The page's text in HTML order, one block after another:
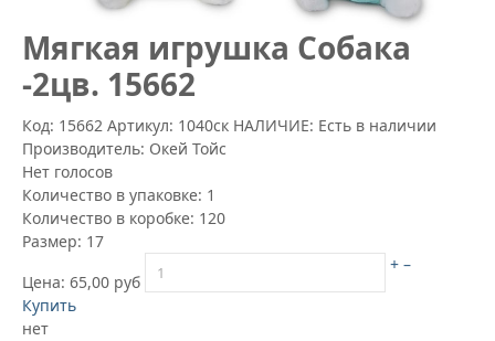
Мягкая игрушка Собака
-2цв. 15662
Код: 15662 Артикул: 1040ск НАЛИЧИЕ: Есть в наличии
Производитель: Окей Тойс
Нет голосов
Количество в упаковке: 1
Количество в коробке: 120
Размер: 17
Цена: 65,00 руб
+ –
Купить
нет